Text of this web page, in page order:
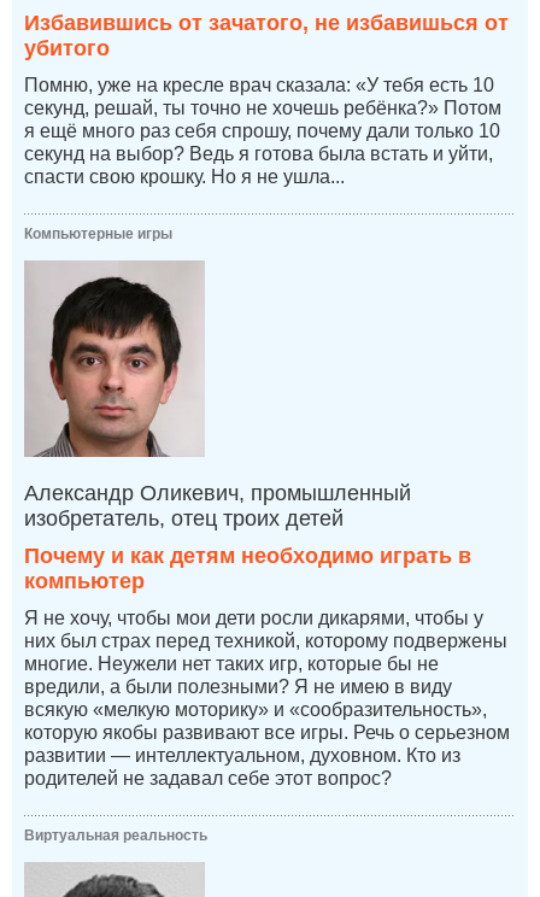
Избавившись от зачатого, не избавишься от
убитого
Помню, уже на кресле врач сказала: «У тебя есть 10
секунд, решай, ты точно не хочешь ребёнка?» Потом
я ещё много раз себя спрошу, почему дали только 10
секунд на выбор? Ведь я готова была встать и уйти,
спасти свою крошку. Но я не ушла...
Компьютерные игры
Александр Оликевич, промышленный
изобретатель, отец троих детей
Почему и как детям необходимо играть в
компьютер
Я не хочу, чтобы мои дети росли дикарями, чтобы у
них был страх перед техникой, которому подвержены
многие. Неужели нет таких игр, которые бы не
вредили, а были полезными? Я не имею в виду
всякую «мелкую моторику» и «сообразительность»,
которую якобы развивают все игры. Речь о серьезном
развитии — интеллектуальном, духовном. Кто из
родителей не задавал себе этот вопрос?
Виртуальная реальность